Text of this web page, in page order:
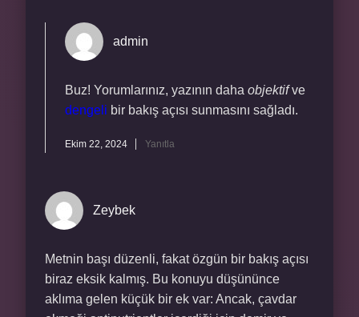
admin
Buz! Yorumlarınız, yazının daha objektifve
dengeli bir bakış açısı sunmasını sağladı.
Ekim 22, 2024 Yanıtla
Zeybek
Metnin başı düzenli, fakat özgün bir bakış açısı
biraz eksik kalmış. Bu konuyu düşününce
aklıma gelen küçük bir ek var: Ancak, çavdar